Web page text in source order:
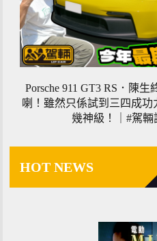
Porsche 911 GT3 RS．陳
喇！雖然只係試到三四成
幾神級！｜#駕輛
HOT NEWS